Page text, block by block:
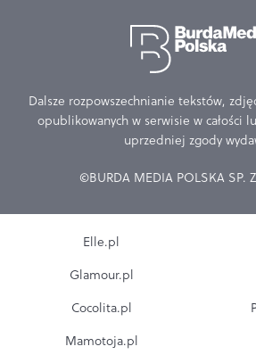
Dalsze rozpowszechnianie tekstów,
opublikowanych w serwisie w całości
uprzedniej zgody
©BURDA MEDIA POLSKA SP.
Elle.pl
Glamour.pl
Cocolita.pl
Mamotoja.pl